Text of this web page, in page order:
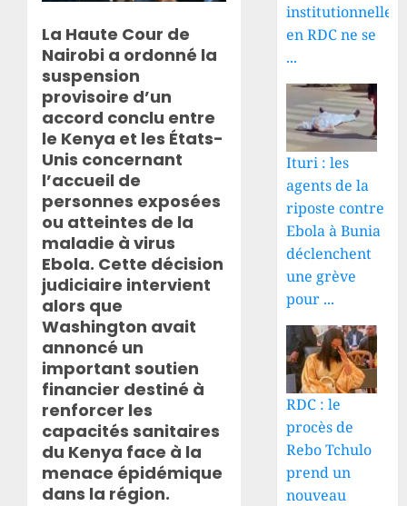
La Haute Cour de
Nairobi a ordonné la
suspension
provisoire d’un
accord conclu entre
le Kenya et les États-
Unis concernant
l’accueil de
personnes exposées
ou atteintes de la
maladie à virus
Ebola. Cette décision
judiciaire intervient
alors que
Washington avait
annoncé un
important soutien
financier destiné à
renforcer les
capacités sanitaires
du Kenya face à la
menace épidémique
dans la région.
institutionnelle
en RDC ne se
...
Ituri : les
agents de la
riposte contre
Ebola à Bunia
déclenchent
une grève
pour ...
RDC : le
procès de
Rebo Tchulo
prend un
nouveau